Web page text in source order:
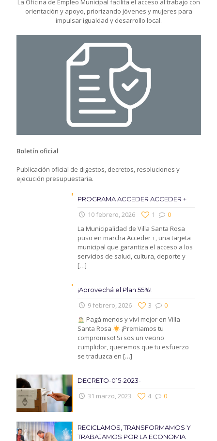
orientación y apoyo, priorizando jóvenes y mujeres para
impulsar igualdad y desarrollo local.
Boletín oficial
Publicación oficial de digestos, decretos, resoluciones y
ejecución presupuestaria.
PROGRAMA ACCEDER ACCEDER +
10 febrero, 2026 0
1
La Municipalidad de Villa Santa Rosa
puso en marcha Acceder +, una tarjeta
municipal que garantiza el acceso a los
servicios de salud, cultura, deporte y
[…]
¡Aprovechá el Plan 55%!
9 febrero, 2026 0
3
Pagá menos y viví mejor en Villa
Santa Rosa
¡Premiamos tu
compromiso! Si sos un vecino
cumplidor, queremos que tu esfuerzo
se traduzca en […]
DECRETO-015-2023-
31 marzo, 2023 0
4
RECICLAMOS, TRANSFORMAMOS Y
TRABAJAMOS POR LA ECONOMIA